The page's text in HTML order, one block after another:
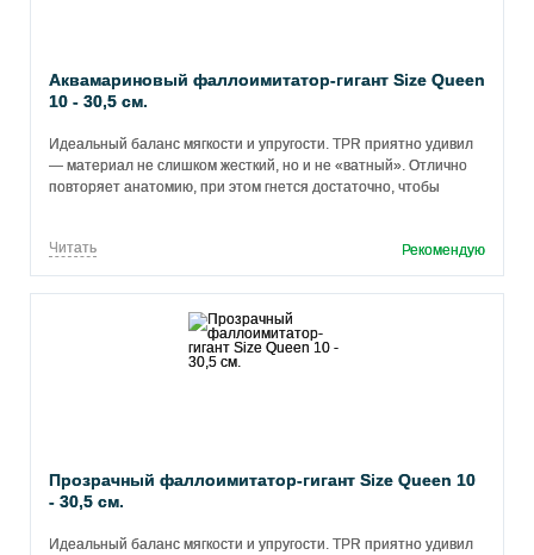
Аквамариновый фаллоимитатор-гигант Size Queen
10 - 30,5 см.
Идеальный баланс мягкости и упругости. TPR приятно удивил
— материал не слишком жесткий, но и не «ватный». Отлично
повторяет анатомию, при этом гнется достаточно, чтобы
пористая, может впитывать запахи.
Читать Рекомендую
Прозрачный фаллоимитатор-гигант Size Queen 10
- 30,5 см.
Идеальный баланс мягкости и упругости. TPR приятно удивил